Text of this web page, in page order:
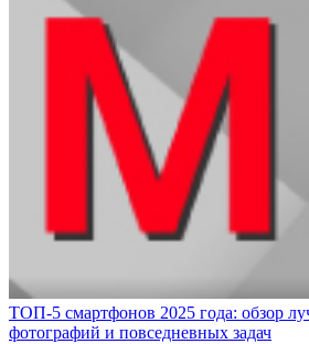
ТОП-5 смартфонов 2025 года: обзор
фотографий и повседневных задач